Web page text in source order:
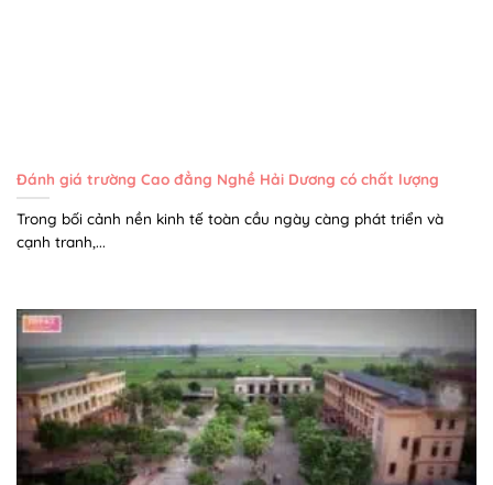
Đánh giá trường Cao đẳng Nghề Hải Dương có chất lượng
Trong bối cảnh nền kinh tế toàn cầu ngày càng phát triển và
cạnh tranh,...